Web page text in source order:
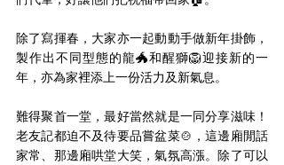
除了寫揮春，大家亦一起動動手做新年掛飾，
製作出不同型態的龍🐲和醒獅🦁迎接新的一
年，亦為家裡添上一份活力及新氣息。
難得聚首一堂，最好當然就是一同分享滋味！
老友記都迫不及待要品嘗盆菜🍲，這邊廂閒話
家常、那邊廂哄堂大笑，氣氛高漲。除了可以